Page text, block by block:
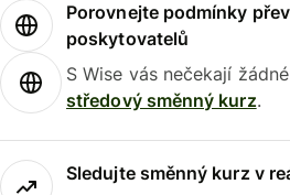
Porovnejte podmínky
poskytovatelů
S Wise vás nečekají
středový směnný kurz.
Sledujte směnný kurz v